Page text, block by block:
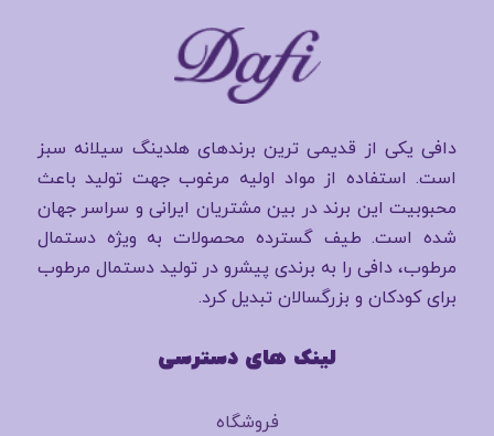
دافی یکی از قدیمی ترین برندهای هلدینگ سیلانه سبز
است. استفاده از مواد اولیه مرغوب جهت تولید باعث
محبوبیت این برند در بین مشتریان ایرانی و سراسر جهان
شده است. طیف گسترده محصولات به ویژه دستمال
مرطوب، دافی را به برندی پیشرو در تولید دستمال مرطوب
برای کودکان و بزرگسالان تبدیل کرد.
لینک های دسترسی
فروشگاه